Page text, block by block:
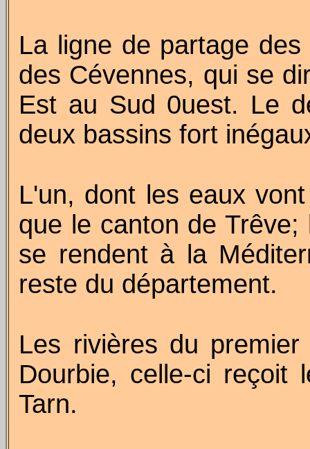
La ligne de partage
des Cévennes, qui se
Est au Sud 0uest. Le
deux bassins fort
L'un, dont les eaux
que le canton de
se rendent à la
reste du département.
Les rivières du
Dourbie, celle-ci reçoit
Tarn.